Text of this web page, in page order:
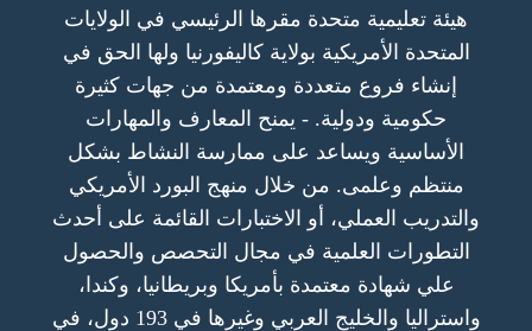
هيئة تعليمية متحدة مقرها الرئيسي في الولايات
المتحدة الأمريكية بولاية كاليفورنيا ولها الحق في
إنشاء فروع متعددة ومعتمدة من جهات كثيرة
حكومية ودولية. - يمنح المعارف والمهارات
الأساسية ويساعد على ممارسة النشاط بشكل
منتظم وعلمى. من خلال منهج البورد الأمريكي
والتدريب العملي، أو الاختبارات القائمة على أحدث
التطورات العلمية في مجال التحصص والحصول
علي شهادة معتمدة بأمريكا وبريطانيا، وكندا،
واستراليا والخليج العربي وغيرها في 193 دول، في